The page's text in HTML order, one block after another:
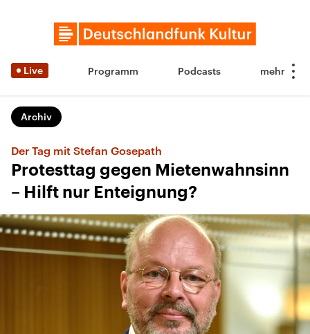
Live Programm Podcasts
Archiv
Der Tag mit Stefan Gosepath
Protesttag gegen Mietenwahnsinn
– Hilft nur Enteignung?